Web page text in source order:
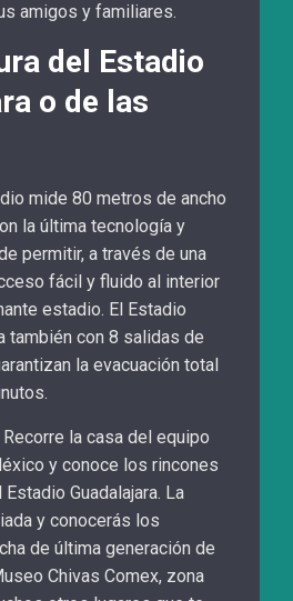
amigos y familiares.
del Estadio
o de las
mide 80 metros de ancho
la última tecnología y
permitir, a través de una
fácil y fluido al interior
estadio. El Estadio
también con 8 salidas de
la evacuación total
la casa del equipo
y conoce los rincones
Guadalajara. La
y conocerás los
de última generación de
Chivas Comex, zona